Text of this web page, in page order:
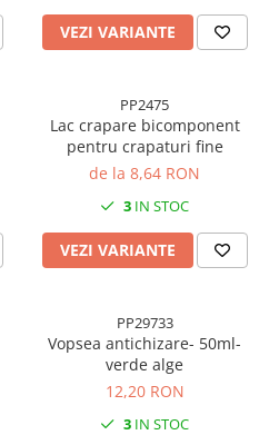
VEZI VARIANTE
PP2475
Lac crapare bicomponent
pentru crapaturi fine
de la 8,64 RON
3 IN STOC
VEZI VARIANTE
PP29733
Vopsea antichizare- 50ml-
verde alge
12,20 RON
3 IN STOC